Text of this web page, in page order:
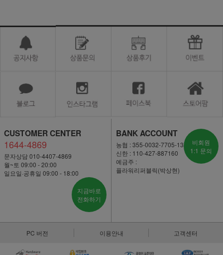
CUSTOMER CENTER
1644-4869
문자상담 010-4407-4869
월~토 09:00 - 20:00
일요일·공휴일 09:00 - 18:00
지금바로
전화하기
BANK ACCOUNT
농협 : 355-0032-7705-13
신한 : 110-427-887160
예금주 :
플라워리퍼블릭(박상현)
비회원
1:1 문의
PC 버전 이용안내 고객센터